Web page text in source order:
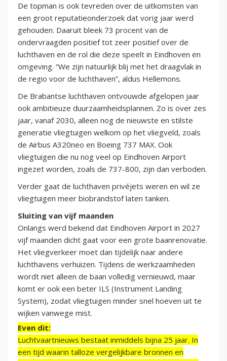
De topman is ook tevreden over de uitkomsten van
een groot reputatieonderzoek dat vorig jaar werd
gehouden. Daaruit bleek 73 procent van de
ondervraagden positief tot zeer positief over de
luchthaven en de rol die deze speelt in Eindhoven en
omgeving. “We zijn natuurlijk blij met het draagvlak in
de regio voor de luchthaven”, aldus Hellemons.
De Brabantse luchthaven ontvouwde afgelopen jaar
ook ambitieuze duurzaamheidsplannen. Zo is over zes
jaar, vanaf 2030, alleen nog de nieuwste en stilste
generatie vliegtuigen welkom op het vliegveld, zoals
de Airbus A320neo en Boeing 737 MAX. Ook
vliegtuigen die nu nog veel op Eindhoven Airport
ingezet worden, zoals de 737-800, zijn dan verboden.
Verder gaat de luchthaven privéjets weren en wil ze
vliegtuigen meer biobrandstof laten tanken.
Sluiting van vijf maanden
Onlangs werd bekend dat Eindhoven Airport in 2027
vijf maanden dicht gaat voor een grote baanrenovatie.
Het vliegverkeer moet dan tijdelijk naar andere
luchthavens verhuizen. Tijdens de werkzaamheden
wordt niet alleen de baan volledig vernieuwd, maar
komt er ook een beter ILS (Instrument Landing
System), zodat vliegtuigen minder snel hoeven uit te
wijken vanwege mist.
Even dit:
Luchtvaartnieuws bestaat inmiddels bijna 25 jaar. In
een tijd waarin talloze vergelijkbare bronnen en